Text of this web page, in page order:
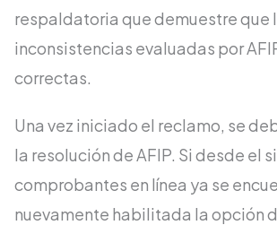
respaldatoria que demuestre que
inconsistencias evaluadas por
correctas.
Una vez iniciado el reclamo, se
la resolución de AFIP. Si desde el
comprobantes en línea ya se
nuevamente habilitada la opción